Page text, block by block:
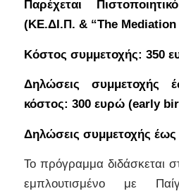
Παρέχεται
(ΚΕ.ΔΙ.Π. & “The Mediation
Κόστος συμμετοχής: 350
Δηλώσεις συμμετοχής
κόστος: 300 ευρώ (early
Δηλώσεις συμμετοχής έως
Το πρόγραμμα διδάσκεται
εμπλουτισμένο με